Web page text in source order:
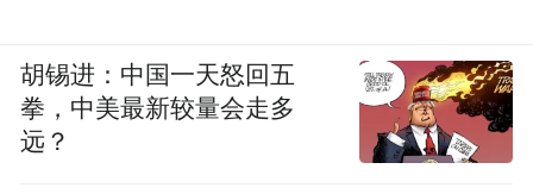
胡锡进：中国一天怒回五
拳，中美最新较量会走多
远？